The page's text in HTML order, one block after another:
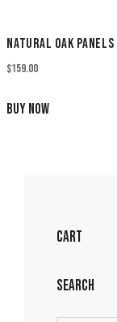
NATURAL OAK PANELS
$159.00
BUY NOW
CART
SEARCH